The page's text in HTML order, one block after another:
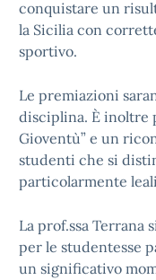
conquistare un
la Sicilia con
sportivo.
Le premiazioni
disciplina. È inoltre
Gioventù” e un
studenti che si
particolarmente
La prof.ssa Terrana
per le studentesse
un significativo